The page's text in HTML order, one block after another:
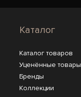
Каталог
Каталог товаров
Уценённые товары
Бренды
Коллекции